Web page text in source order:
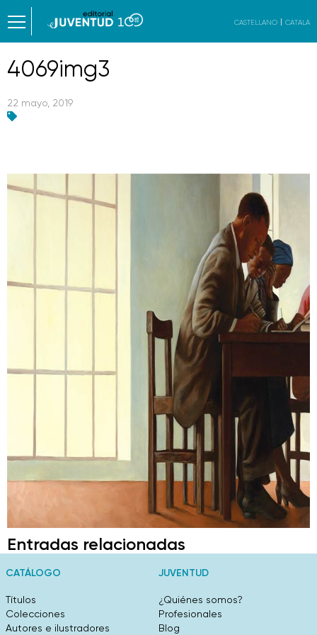
CASTELLANO CATALÀ
4069img3
22 mayo, 2019
Entradas relacionadas
CATÁLOGO
Títulos
Colecciones
Autores e ilustradores
JUVENTUD
¿Quiénes somos?
Profesionales
Blog